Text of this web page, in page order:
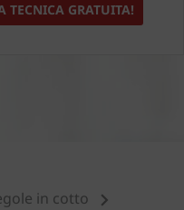
TECNICA GRATUITA!
in cotto